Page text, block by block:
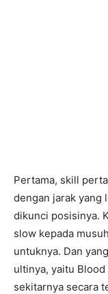
Pertama, skill
dengan jarak yang
dikunci posisinya.
slow kepada
untuknya. Dan
ultinya, yaitu
sekitarnya secara